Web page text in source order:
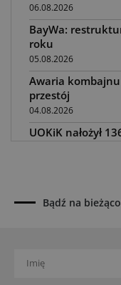
06.08.2026
BayWa:
roku
05.08.2026
Awaria kombajnu
przestój
04.08.2026
UOKiK nałożył
Kverneland
bijakowe
02.08.2026
Bądź na